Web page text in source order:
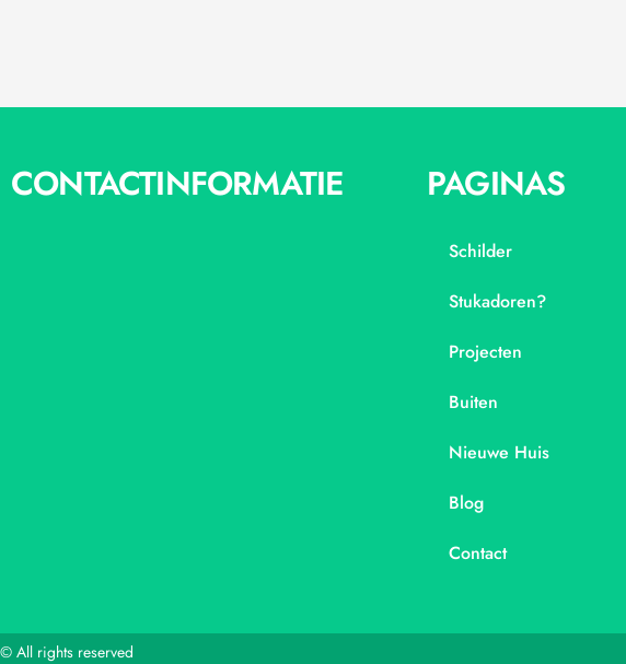
CONTACTINFORMATIE PAGINAS
Schilder
Stukadoren?
Projecten
Buiten
Nieuwe Huis
Blog
Contact
© All rights reserved